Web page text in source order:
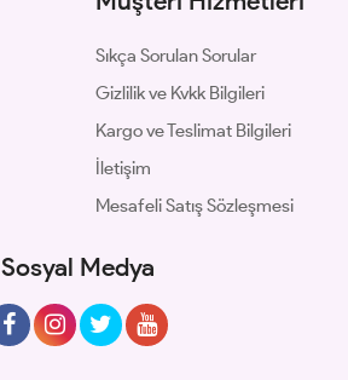
Sıkça Sorulan Sorular
Gizlilik ve Kvkk Bilgileri
Kargo ve Teslimat Bilgileri
İletişim
Mesafeli Satış Sözleşmesi
Sosyal Medya